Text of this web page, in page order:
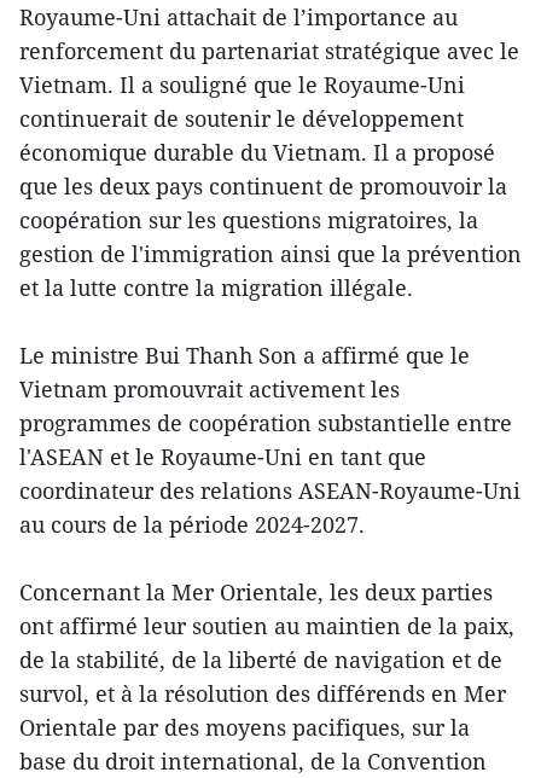
Royaume-Uni attachait de l’importance au
renforcement du partenariat stratégique avec le
Vietnam. Il a souligné que le Royaume-Uni
continuerait de soutenir le développement
économique durable du Vietnam. Il a proposé
que les deux pays continuent de promouvoir la
coopération sur les questions migratoires, la
gestion de l'immigration ainsi que la prévention
et la lutte contre la migration illégale.
Le ministre Bui Thanh Son a affirmé que le
Vietnam promouvrait activement les
programmes de coopération substantielle entre
l'ASEAN et le Royaume-Uni en tant que
coordinateur des relations ASEAN-Royaume-Uni
au cours de la période 2024-2027.
Concernant la Mer Orientale, les deux parties
ont affirmé leur soutien au maintien de la paix,
de la stabilité, de la liberté de navigation et de
survol, et à la résolution des différends en Mer
Orientale par des moyens pacifiques, sur la
base du droit international, de la Convention